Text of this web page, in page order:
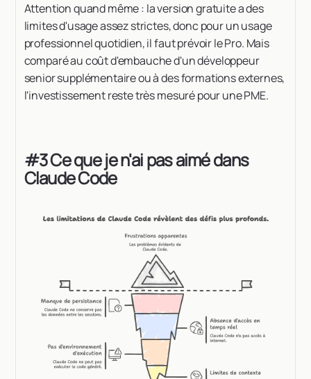
Attention quand même : la version gratuite a des
limites d'usage assez strictes, donc pour un usage
professionnel quotidien, il faut prévoir le Pro. Mais
comparé au coût d'embauche d'un développeur
senior supplémentaire ou à des formations externes,
l'investissement reste très mesuré pour une PME.
#3 Ce que je n'ai pas aimé dans
Claude Code